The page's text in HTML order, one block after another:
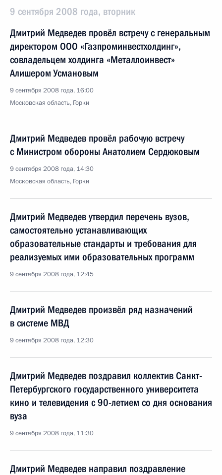
9 сентября 2008 года, вторник
Дмитрий Медведев провёл встречу с генеральным
директором ООО «Газпроминвестхолдинг»,
совладельцем холдинга «Металлоинвест»
Алишером Усмановым
9 сентября 2008 года, 16:00
Московская область, Горки
Дмитрий Медведев провёл рабочую встречу
с Министром обороны Анатолием Сердюковым
9 сентября 2008 года, 14:30
Московская область, Горки
Дмитрий Медведев утвердил перечень вузов,
самостоятельно устанавливающих
образовательные стандарты и требования для
реализуемых ими образовательных программ
9 сентября 2008 года, 12:45
Дмитрий Медведев произвёл ряд назначений
в системе МВД
9 сентября 2008 года, 12:30
Дмитрий Медведев поздравил коллектив Санкт-
Петербургского государственного университета
кино и телевидения с 90-летием со дня основания
вуза
9 сентября 2008 года, 11:30
Дмитрий Медведев направил поздравление